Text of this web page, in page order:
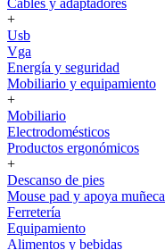
Cables y adaptadores
+
Usb
Vga
Energía y seguridad
Mobiliario y equipamiento
+
Mobiliario
Electrodomésticos
Productos ergonómicos
+
Descanso de pies
Mouse pad y apoya muñeca
Ferretería
Equipamiento
Alimentos y bebidas